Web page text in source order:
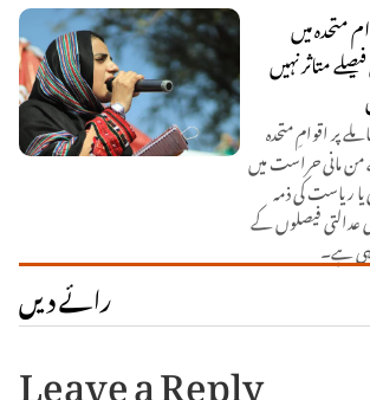
متحدہ میں
متاثر نہیں
پر اقوامِ متحدہ
مانی حراست میں
ریاست کی ذمہ
عدالتی فیصلوں کے
ہی ہے۔
رائے دیں
Leave a Reply